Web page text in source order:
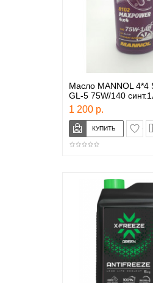
Масло MANNOL 4*4
GL-5 75W/140
1 200 р.
в